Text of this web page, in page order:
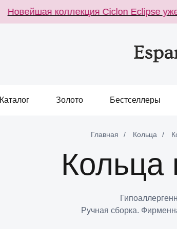
Новейшая коллекция Ciclon Eclipse уже
Каталог Золото Бестселлеры
Главная / Кольца /
Кольца
Ручная сборка.